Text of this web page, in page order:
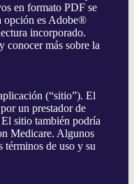
en formato PDF se
opción es Adobe®
incorporado.
conocer más sobre la
(“sitio”). El
un prestador de
sitio también podría
Medicare. Algunos
términos de uso y su